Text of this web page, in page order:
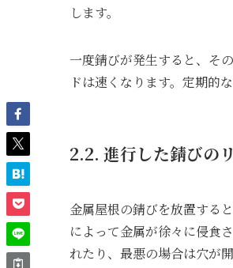
します。
一度錆びが発生すると、そ
ドは速くなります。定期的
2.2. 進行した錆びの
金属屋根の錆びを放置する
によって金属が徐々に侵食
れたり、最悪の場合は穴が